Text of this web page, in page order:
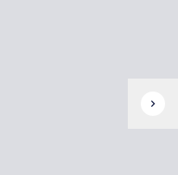
chevron_right